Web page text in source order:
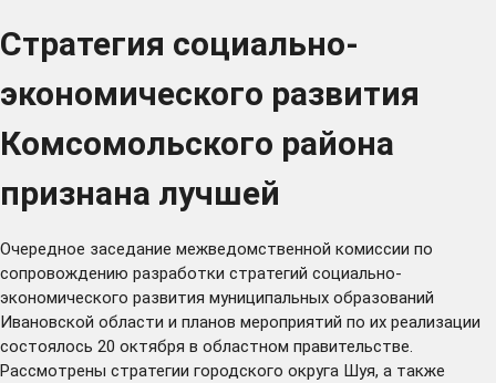
Стратегия социально-
экономического развития
Комсомольского района
признана лучшей
Очередное заседание межведомственной комиссии по
сопровождению разработки стратегий социально-
экономического развития муниципальных образований
Ивановской области и планов мероприятий по их реализации
состоялось 20 октября в областном правительстве.
Рассмотрены стратегии городского округа Шуя, а также